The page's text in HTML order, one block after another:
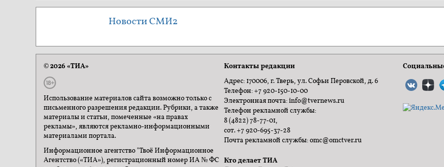
Новости СМИ2
© 2026 «ТИА»
Использование материалов сайта возможно только с
письменного разрешения редакции. Рубрики, а также
материалы и статьи, помеченные «на правах
рекламы», являются рекламно-информационными
материалами портала.
Информационное агентство "Твоё Информационное
Агентство («ТИА»), регистрационный номер ИА № ФС
Контакты редакции
Адрес: 170006, г. Тверь, ул. Софьи Перовской, д. 6
Телефон: +7 920-150-10-00
Электронная почта: info@tvernews.ru
Телефон рекламной службы:
8 (4822) 78-77-01,
сот. +7 920-695-37-28
Почта рекламной службы: omc@omctver.ru
Кто делает ТИА